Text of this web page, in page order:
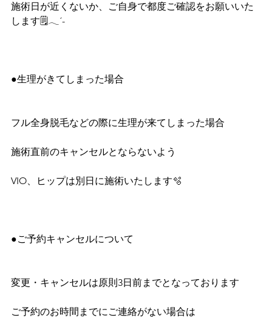
施術日が近くないか、ご自身で都度ご確認をお願いいた
します🗒𓂃´-
●生理がきてしまった場合
フル全身脱毛などの際に生理が来てしまった場合
施術直前のキャンセルとならないよう
VIO、ヒップは別日に施術いたします🫧
●ご予約キャンセルについて
変更・キャンセルは原則3日前までとなっております
ご予約のお時間までにご連絡がない場合は